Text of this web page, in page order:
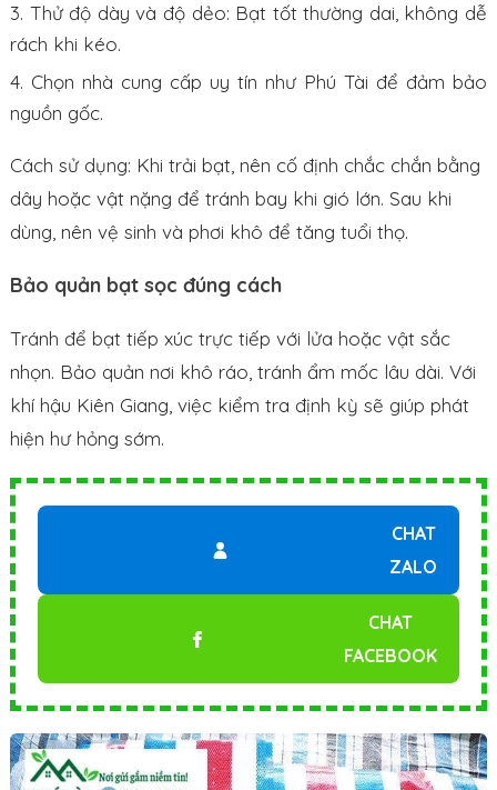
Thử độ dày và độ dẻo: Bạt tốt thường dai, không dễ
rách khi kéo.
Chọn nhà cung cấp uy tín như Phú Tài để đảm bảo
nguồn gốc.
Cách sử dụng: Khi trải bạt, nên cố định chắc chắn bằng
dây hoặc vật nặng để tránh bay khi gió lớn. Sau khi
dùng, nên vệ sinh và phơi khô để tăng tuổi thọ.
Bảo quản bạt sọc đúng cách
Tránh để bạt tiếp xúc trực tiếp với lửa hoặc vật sắc
nhọn. Bảo quản nơi khô ráo, tránh ẩm mốc lâu dài. Với
khí hậu Kiên Giang, việc kiểm tra định kỳ sẽ giúp phát
hiện hư hỏng sớm.
CHAT
ZALO
CHAT
FACEBOOK